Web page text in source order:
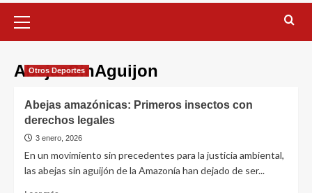
AbejasSinAguijon
Otros Deportes
Abejas amazónicas: Primeros insectos con
derechos legales
3 enero, 2026
En un movimiento sin precedentes para la justicia ambiental,
las abejas sin aguijón de la Amazonía han dejado de ser...